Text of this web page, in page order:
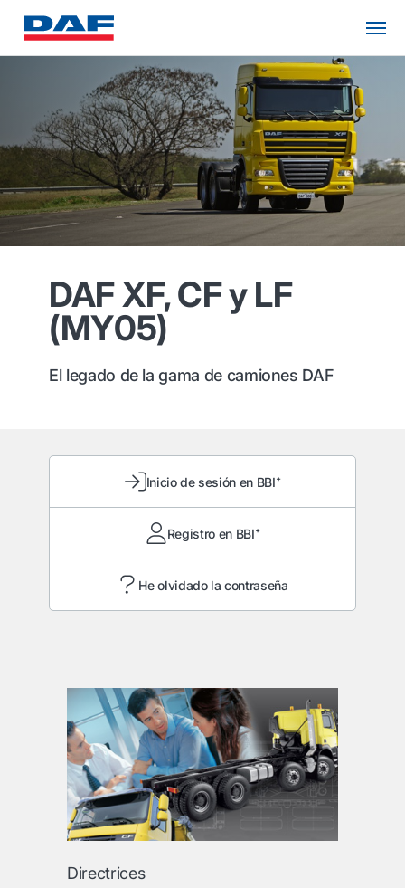
DAF XF, CF y LF
(MY05)
El legado de la gama de camiones DAF
Inicio de sesión en BBI⁺
Registro en BBI⁺
He olvidado la contraseña
Directrices